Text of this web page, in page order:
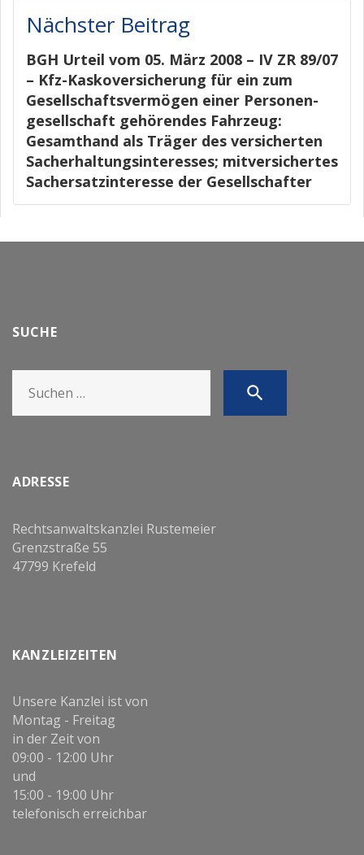
Nächster Beitrag
BGH Urteil vom 05. März 2008 – IV ZR 89/07
– Kfz-Kaskoversicherung für ein zum
Gesellschaftsvermögen einer Personen-
gesellschaft gehörendes Fahrzeug:
Gesamthand als Träger des versicherten
Sacherhaltungsinteresses; mitversichertes
Sachersatzinteresse der Gesellschafter
SUCHE
search
ADRESSE
Rechtsanwaltskanzlei Rustemeier
Grenzstraße 55
47799 Krefeld
KANZLEIZEITEN
Unsere Kanzlei ist von
Montag - Freitag
in der Zeit von
09:00 - 12:00 Uhr
und
15:00 - 19:00 Uhr
telefonisch erreichbar